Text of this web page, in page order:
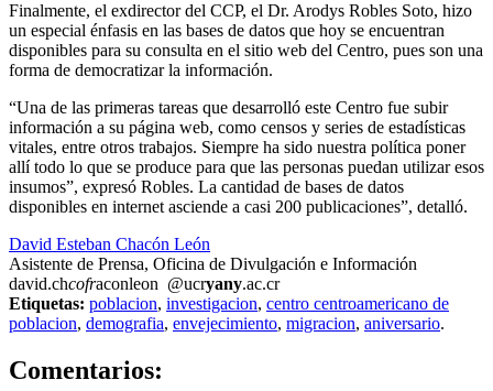
Finalmente, el exdirector del CCP, el Dr. Arodys Robles Soto, hizo
un especial énfasis en las bases de datos que hoy se encuentran
disponibles para su consulta en el sitio web del Centro, pues son una
forma de democratizar la información.
“Una de las primeras tareas que desarrolló este Centro fue subir
información a su página web, como censos y series de estadísticas
vitales, entre otros trabajos. Siempre ha sido nuestra política poner
allí todo lo que se produce para que las personas puedan utilizar esos
insumos”, expresó Robles. La cantidad de bases de datos
disponibles en internet asciende a casi 200 publicaciones”, detalló.
David Esteban Chacón León
Asistente de Prensa, Oficina de Divulgación e Información
david.chcofraconleon @ucryany.ac.cr
Etiquetas: poblacion, investigacion, centro centroamericano de
poblacion, demografia, envejecimiento, migracion, aniversario.
Comentarios: